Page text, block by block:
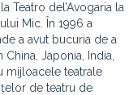
Teatro del’Avogaria la
Mic. În 1996 a
a avut bucuria de a
Japonia, India,
mijloacele teatrale
de teatru de